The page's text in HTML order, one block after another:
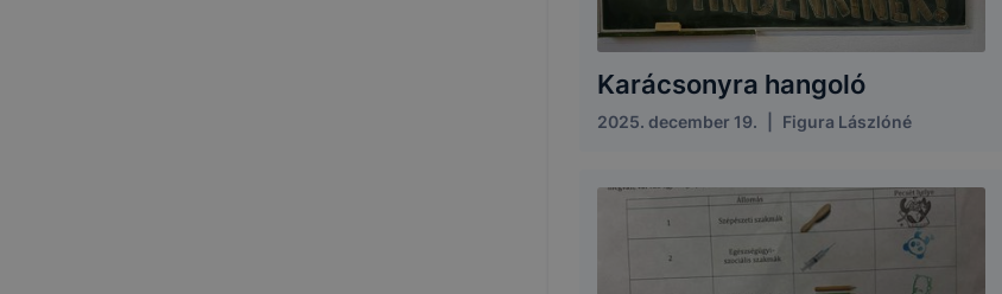
Karácsonyra hangoló
2025. december 19. Figura Lászlóné